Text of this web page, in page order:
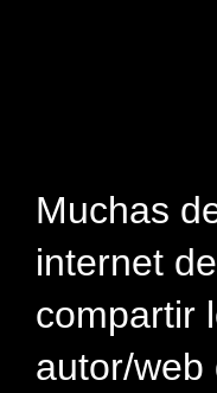
Muchas
internet
compartir
autor/web